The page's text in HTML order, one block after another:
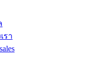
รา